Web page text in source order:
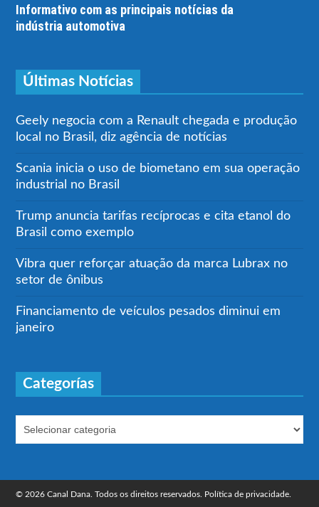
Informativo com as principais notícias da
indústria automotiva
Últimas Notícias
Geely negocia com a Renault chegada e produção
local no Brasil, diz agência de notícias
Scania inicia o uso de biometano em sua operação
industrial no Brasil
Trump anuncia tarifas recíprocas e cita etanol do
Brasil como exemplo
Vibra quer reforçar atuação da marca Lubrax no
setor de ônibus
Financiamento de veículos pesados diminui em
janeiro
Categorías
© 2026 Canal Dana. Todos os direitos reservados. Política de privacidade.